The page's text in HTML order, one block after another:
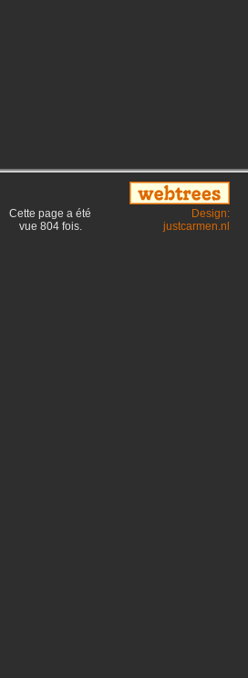
Cette page a été
vue 804fois.
Design:
justcarmen.nl